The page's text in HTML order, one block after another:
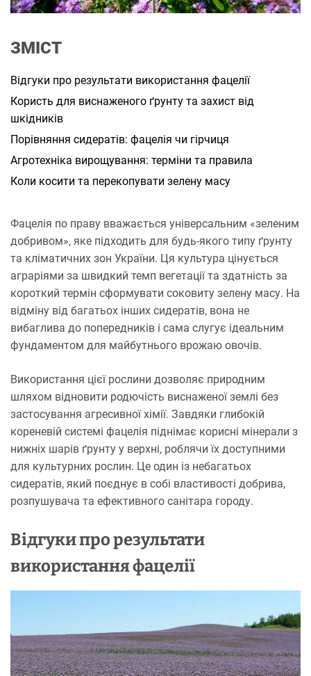
а
ЗМІСТ
Відгуки про результати використання фацелії
Користь для виснаженого ґрунту та захист від
шкідників
Порівняння сидератів: фацелія чи гірчиця
Агротехніка вирощування: терміни та правила
Коли косити та перекопувати зелену масу
Фацелія по праву вважається універсальним «зеленим
добривом», яке підходить для будь-якого типу ґрунту
та кліматичних зон України. Ця культура цінується
аграріями за швидкий темп вегетації та здатність за
короткий термін сформувати соковиту зелену масу. На
відміну від багатьох інших сидератів, вона не
вибаглива до попередників і сама слугує ідеальним
фундаментом для майбутнього врожаю овочів.
Використання цієї рослини дозволяє природним
шляхом відновити родючість виснаженої землі без
застосування агресивної хімії. Завдяки глибокій
кореневій системі фацелія піднімає корисні мінерали з
нижніх шарів ґрунту у верхні, роблячи їх доступними
для культурних рослин. Це один із небагатьох
сидератів, який поєднує в собі властивості добрива,
розпушувача та ефективного санітара городу.
Відгуки про результати
використання фацелії